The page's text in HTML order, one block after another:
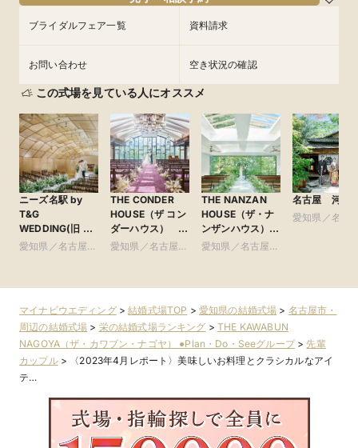
ブライダルフェア一覧 資料請求
お問い合わせ 空き状況の確認
この式場を見ている人にオススメ
ニーズ名駅 by
T&G
WEDDING(旧 イ
ンフィニート 名
愛知県／名古屋
THE CONDER
HOUSE（ザ コン
ダーハウス）
●Plan・Do・See
愛知県／名古屋
THE NANZAN
HOUSE（ザ・ナ
ンザンハウス）
●Plan・Do・See
愛知県／名古屋
名古屋 河文
愛知県／名古
マイナビウエディング>結婚式場TOP > 愛知県の結婚式場 > 名古屋市・
周辺の結婚式場 > 栄の結婚式場ランキング >THE KAWABUN
NAGOYA（ザ・カワブン・ナゴヤ） ●Plan・Do・Seeグループ> 先輩
カップル>
〈2023年4月レポート〉美味しいお料理とクラシカルなアイ
テ…